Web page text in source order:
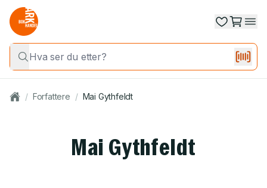
/ Forfattere / Mai Gythfeldt
Mai Gythfeldt